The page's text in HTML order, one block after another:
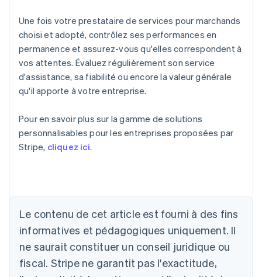
Une fois votre prestataire de services pour marchands
choisi et adopté, contrôlez ses performances en
permanence et assurez-vous qu'elles correspondent à
vos attentes. Évaluez régulièrement son service
d'assistance, sa fiabilité ou encore la valeur générale
qu'il apporte à votre entreprise.
Pour en savoir plus sur la gamme de solutions
personnalisables pour les entreprises proposées par
Stripe, cliquez ici.
Le contenu de cet article est fourni à des fins
informatives et pédagogiques uniquement. Il
ne saurait constituer un conseil juridique ou
fiscal. Stripe ne garantit pas l'exactitude,
DeutschEnglish
Australie
English
Autriche
DeutschEnglish
NederlandsFrançaisDeutsch English